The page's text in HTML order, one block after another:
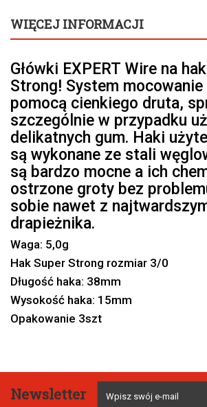
WIĘCEJ INFORMACJI
Główki EXPERT Wire na
Strong! System
pomocą cienkiego druta,
szczególnie w przypadku
delikatnych gum. Haki
są wykonane ze stali
są bardzo mocne a ich
ostrzone groty bez
sobie nawet z
drapieżnika.
Waga: 5,0g
Hak Super Strong rozmiar 3/0
Długość haka: 38mm
Wysokość haka: 15mm
Opakowanie 3szt
Newsletter